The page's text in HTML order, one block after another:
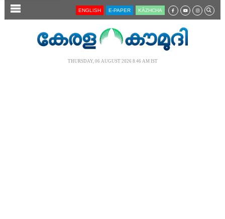
SECTIONS ENGLISH E-PAPER KĀZHCHA
THURSDAY, 06 AUGUST 2026 8.46 AM IST